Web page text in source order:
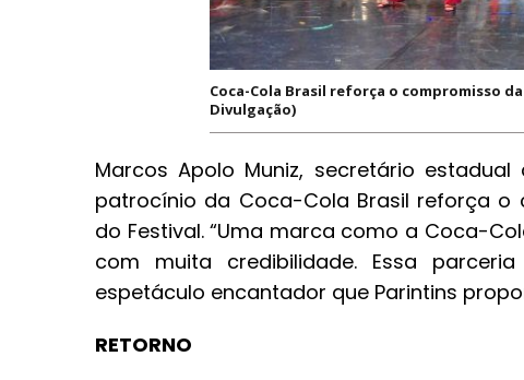
Coca-Cola Brasil reforça o compromisso
Divulgação)
Marcos Apolo Muniz, secretário
patrocínio da Coca-Cola Brasil reforça
do Festival. “Uma marca como a Coca-
com muita credibilidade. Essa
espetáculo encantador que Parintins
RETORNO